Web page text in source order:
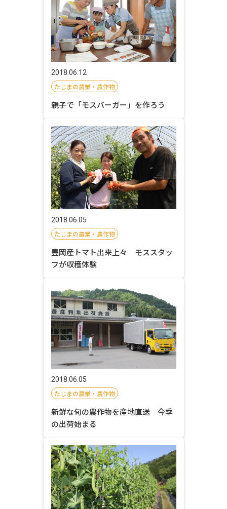
2018.06.12
たじまの農業・農作物
親子で「モスバーガー」を作ろう
2018.06.05
たじまの農業・農作物
豊岡産トマト出来上々 モススタッ
フが収穫体験
2018.06.05
たじまの農業・農作物
新鮮な旬の農作物を産地直送 今季
の出荷始まる